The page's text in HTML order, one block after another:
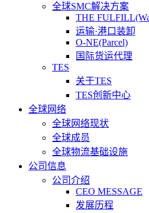
全球SMC解决方案
THE
运输·港口装卸
O-NE(Parcel)
国际货运代理
TES
关于TES
TES创新中心
全球网络
全球网络现状
全球成员
全球物流基础设施
公司信息
公司介绍
CEO MESSAGE
发展历程